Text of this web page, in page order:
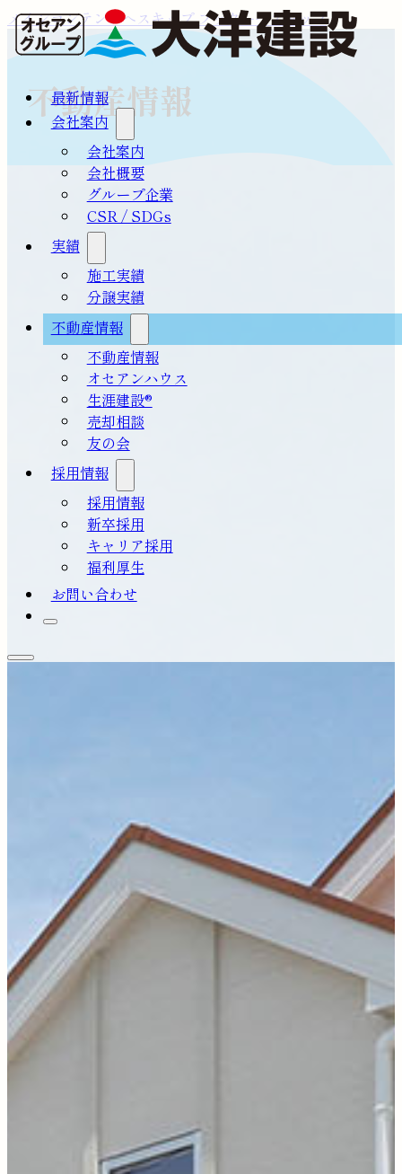
メインコンテンツへスキップフッターへスキップ
最新情報
会社案内
会社案内
会社概要
グループ企業
CSR / SDGs
実績
施工実績
分譲実績
不動産情報
不動産情報
オセアンハウス
生涯建設®
売却相談
友の会
採用情報
採用情報
新卒採用
キャリア採用
福利厚生
お問い合わせ
不動産情報